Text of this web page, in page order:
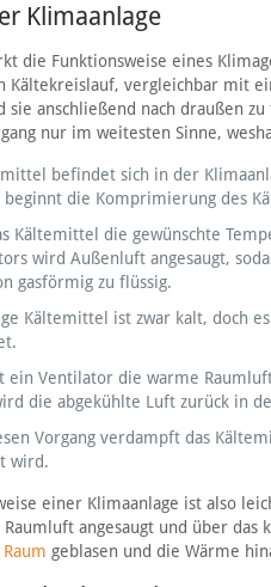
Klimaanlage
die Funktionsweise eines
Kältekreislauf, vergleichbar mit
sie anschließend nach draußen
nur im weitesten Sinne,
befindet sich in der
die Komprimierung des
Kältemittel die gewünschte
wird Außenluft angesaugt,
gasförmig zu flüssig.
Kältemittel ist zwar kalt, doch
ein Ventilator die warme
die abgekühlte Luft zurück in
Vorgang verdampft das
wird.
einer Klimaanlage ist also
angesaugt und über
geblasen und die Wärme